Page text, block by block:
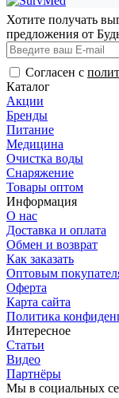
Хотите получать
предложения от
Согласен с
Каталог
Акции
Бренды
Питание
Медицина
Очистка воды
Снаряжение
Товары оптом
Информация
О нас
Доставка и оплата
Обмен и возврат
Как заказать
Оптовым
Оферта
Карта сайта
Политика
Интересное
Статьи
Видео
Партнёры
Мы в социальных